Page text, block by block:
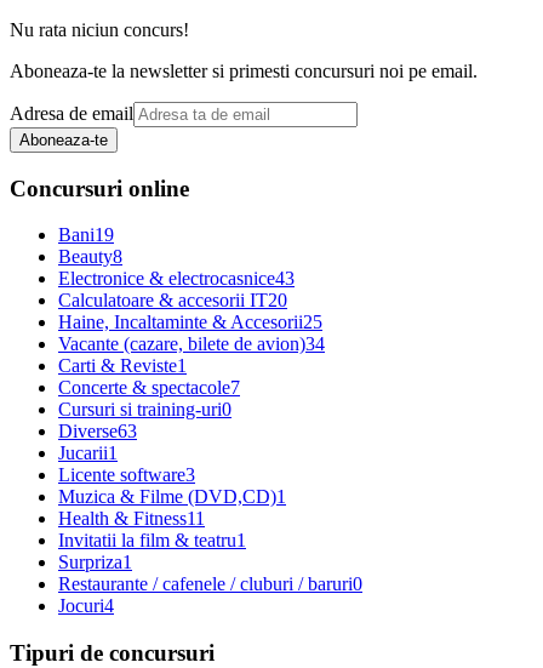
Nu rata niciun concurs!
Aboneaza-te la newsletter si primesti concursuri noi pe email.
Adresa de email
Aboneaza-te
Concursuri online
Bani19
Beauty8
Electronice & electrocasnice43
Calculatoare & accesorii IT20
Haine, Incaltaminte & Accesorii25
Vacante (cazare, bilete de avion)34
Carti & Reviste1
Concerte & spectacole7
Cursuri si training-uri0
Diverse63
Jucarii1
Licente software3
Muzica & Filme (DVD,CD)1
Health & Fitness11
Invitatii la film & teatru1
Surpriza1
Restaurante / cafenele / cluburi / baruri0
Jocuri4
Tipuri de concursuri